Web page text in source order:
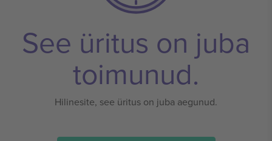
See üritus on juba
toimunud.
Hilinesite, see üritus on juba aegunud.